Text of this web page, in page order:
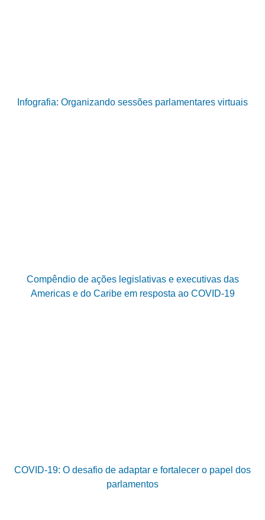
Infografia: Organizando sessões parlamentares virtuais
Compêndio de ações legislativas e executivas das
Americas e do Caribe em resposta ao COVID-19
COVID-19: O desafio de adaptar e fortalecer o papel dos
parlamentos